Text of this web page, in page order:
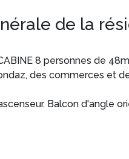
de la
8 personnes de
des commerces et
Balcon d'angle
: